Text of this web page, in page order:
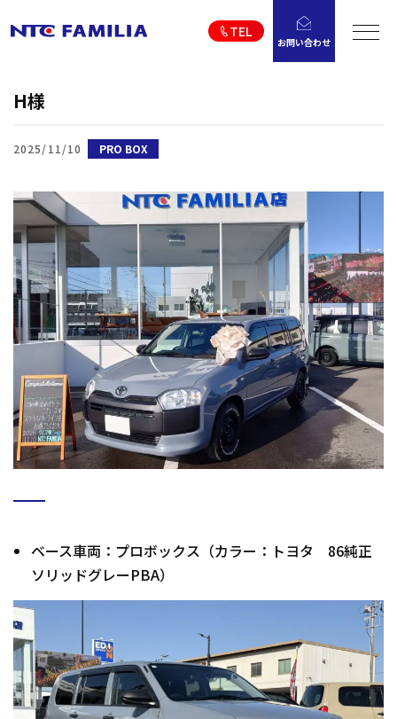
TEL
お問い合わせ
H様
2025/11/10 PRO BOX
ベース車両：プロボックス（カラー：トヨタ 86純正
ソリッドグレーPBA）